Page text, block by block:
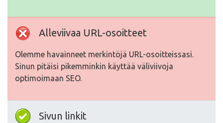
Alleviivaa URL-osoitteet
Olemme havainneet merkintöjä URL-osoitteissasi.
Sinun pitäisi pikemminkin käyttää väliviivoja
optimoimaan SEO.
Sivun linkit